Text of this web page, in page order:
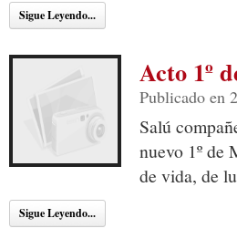
Sigue Leyendo...
Acto 1º
Publicado en
Salú
nuevo 1º de
de vida, de
Sigue Leyendo...